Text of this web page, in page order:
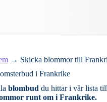
→ Skicka blommor till
i Frankrike
blombud du hittar i vår lista
runt om i Frankrike.